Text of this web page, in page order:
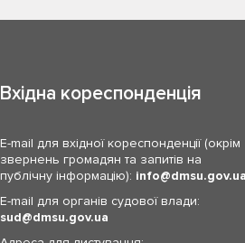
Вхідна кореспонденція
E-mail для вхідної кореспонденції (окрім
звернень громадян та запитів на
публічну інформацію): info
dmsu.gov.ua
E-mail для органів судової влади:
sud
dmsu.gov.ua